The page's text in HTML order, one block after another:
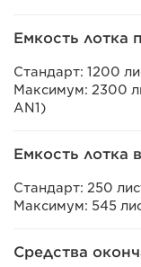
Емкость лотка
Стандарт: 1200
Максимум: 2300
AN1)
Емкость лотка
Стандарт: 250
Максимум: 545
Средства